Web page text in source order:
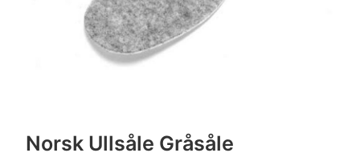
Norsk Ullsåle Gråsåle